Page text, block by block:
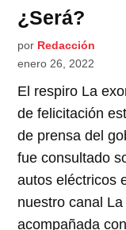
¿Será?
por Redacción
enero 26, 2022
El respiro La
de felicitación
de prensa del
fue consultado
autos eléctricos
nuestro canal
acompañada